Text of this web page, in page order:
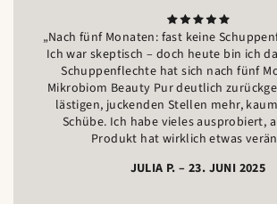
„Nach fünf Monaten: fast keine
Ich war skeptisch – doch heute bin ich
Schuppenflechte hat sich nach fünf
Mikrobiom Beauty Pur deutlich
lästigen, juckenden Stellen mehr,
Schübe. Ich habe vieles ausprobiert,
Produkt hat wirklich etwas
JULIA P. – 23. JUNI 2025